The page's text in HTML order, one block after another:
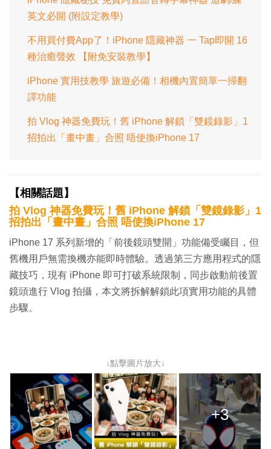
英文必開 (附設定教學)
不用買付費App了！iPhone 隱藏神器 一 Tap即開 16
種治癒聲效 【附免安裝教學】
iPhone 實用技教學 旅遊必備！相機內置簡單一掃翻
譯功能
拍 Vlog 神器免費玩！舊 iPhone 解鎖「雙鏡錄影」1
招拍出「畫中畫」合照 唔使換iPhone 17
【相關話題】
拍 Vlog 神器免費玩！舊 iPhone 解鎖「雙鏡錄影」1
招拍出「畫中畫」合照 唔使換iPhone 17
iPhone 17 系列新增的「前後鏡頭雙開」功能備受矚目，但
舊機用戶無需換機亦能即時體驗。透過第三方應用程式的隱
藏技巧，現有 iPhone 即可打破系統限制，同步啟動前後置
鏡頭進行 Vlog 拍攝，本文將拆解解鎖此項實用功能的具體
步驟。
↓點擊圖片放大↓
+3